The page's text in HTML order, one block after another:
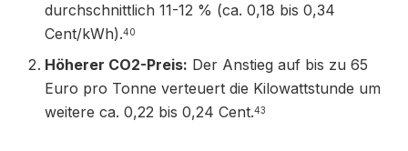
durchschnittlich 11-12 % (ca. 0,18 bis 0,34
Cent/kWh).40
Höherer CO2-Preis: Der Anstieg auf bis zu 65
Euro pro Tonne verteuert die Kilowattstunde um
weitere ca. 0,22 bis 0,24 Cent.43